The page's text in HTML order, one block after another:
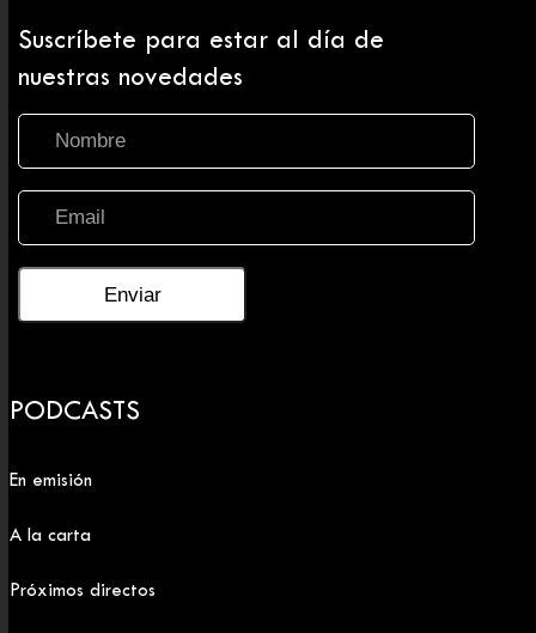
Suscríbete para estar al día de
nuestras novedades
PODCASTS
En emisión
A la carta
Próximos directos